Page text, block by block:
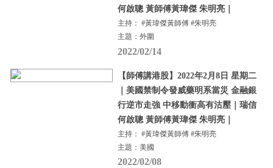
何啟聰 黃師傅黃瑋傑 朱明亮｜
主持： #黃瑋傑黃師傅 #朱明亮
主題：外圍
2022/02/14
【師傅講港股】2022年2月8日 星期二
｜美國禁制令發威藥明系當災 金融銀
行逆市走強 中移動衝高有沽壓｜瑞信
何啟聰 黃師傅黃瑋傑 朱明亮｜
主持： #黃瑋傑黃師傅 #朱明亮
主題：美國
2022/02/08